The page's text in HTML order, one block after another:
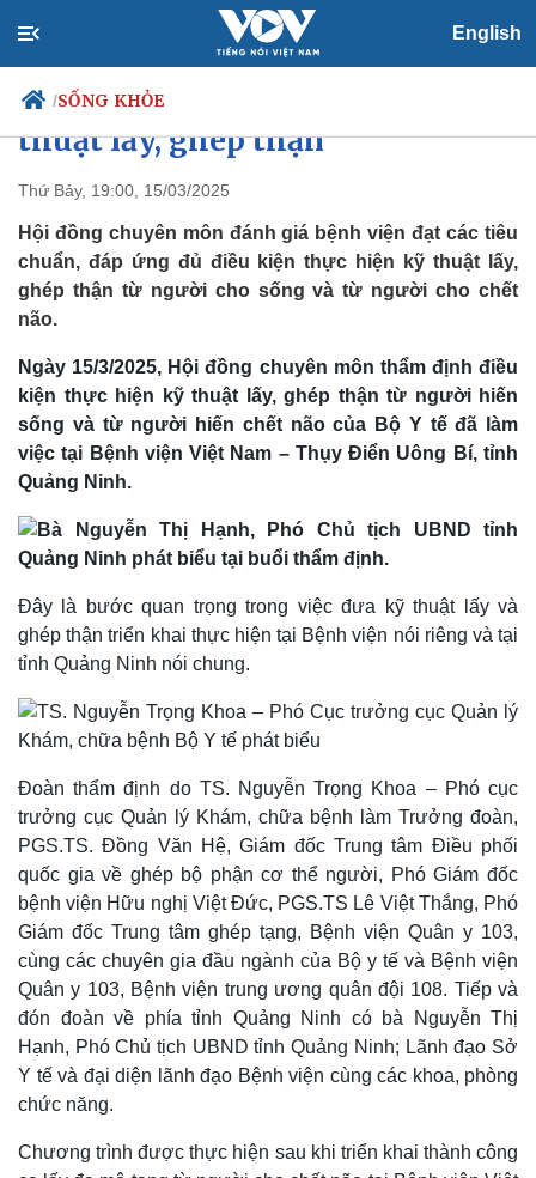
English
/SỐNG KHỎE
Chính trị
Đảng
Tổ chức nhân sự
Quốc hội
Xã hội
Tin 24h
Dự báo thời tiết
Việc làm
Biển đảo
Thế giới
Quan sát
Hồ sơ
Multimedia
Video
Ảnh
E-Magazine
Infographic
Kinh tế
Thị trường
BV Việt Nam – Thuỵ Điển Uông
Bí đủ điều kiện thực hiện kỹ
thuật lấy, ghép thận
Thứ Bảy, 19:00, 15/03/2025
Hội đồng chuyên môn đánh giá bệnh viện đạt các tiêu
chuẩn, đáp ứng đủ điều kiện thực hiện kỹ thuật lấy,
ghép thận từ người cho sống và từ người cho chết
não.
Ngày 15/3/2025, Hội đồng chuyên môn thẩm định điều
kiện thực hiện kỹ thuật lấy, ghép thận từ người hiến
sống và từ người hiến chết não của Bộ Y tế đã làm
việc tại Bệnh viện Việt Nam – Thụy Điển Uông Bí, tỉnh
Quảng Ninh.
Đây là bước quan trọng trong việc đưa kỹ thuật lấy và
ghép thận triển khai thực hiện tại Bệnh viện nói riêng và tại
tỉnh Quảng Ninh nói chung.
Đoàn thẩm định do TS. Nguyễn Trọng Khoa – Phó cục
trưởng cục Quản lý Khám, chữa bệnh làm Trưởng đoàn,
PGS.TS. Đồng Văn Hệ, Giám đốc Trung tâm Điều phối
quốc gia về ghép bộ phận cơ thể người, Phó Giám đốc
bệnh viện Hữu nghị Việt Đức, PGS.TS Lê Việt Thắng, Phó
Giám đốc Trung tâm ghép tạng, Bệnh viện Quân y 103,
cùng các chuyên gia đầu ngành của Bộ y tế và Bệnh viện
Quân y 103, Bệnh viện trung ương quân đội 108. Tiếp và
đón đoàn về phía tỉnh Quảng Ninh có bà Nguyễn Thị
Hạnh, Phó Chủ tịch UBND tỉnh Quảng Ninh; Lãnh đạo Sở
Y tế và đại diện lãnh đạo Bệnh viện cùng các khoa, phòng
chức năng.
Chương trình được thực hiện sau khi triển khai thành công